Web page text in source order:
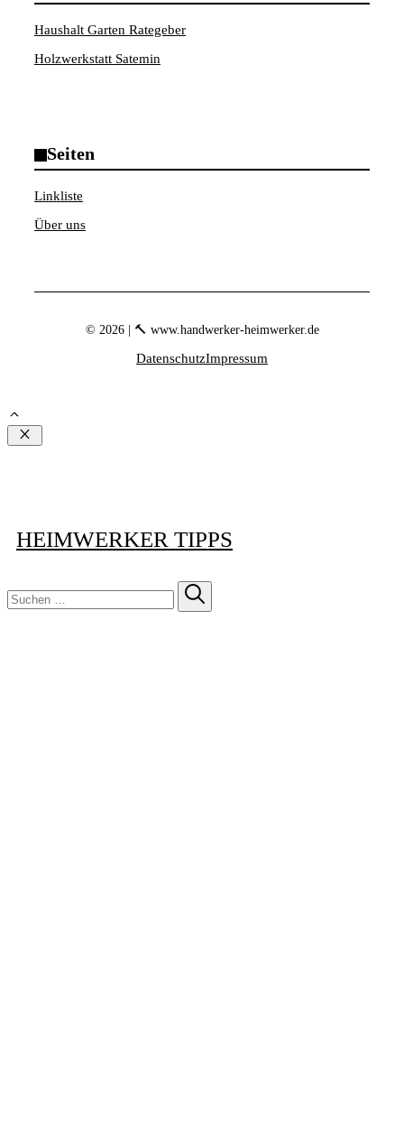
Haushalt Garten Rategeber
Holzwerkstatt Satemin
Seiten
Linkliste
Über uns
© 2026 | 🔨 www.handwerker-heimwerker.de
DatenschutzImpressum
Schließen
HEIMWERKER TIPPS
Suchen
nach: